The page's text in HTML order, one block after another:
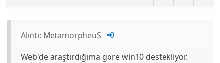
Alıntı: MetamorpheuS
Web'de araştırdığıma göre win10 destekliyor.